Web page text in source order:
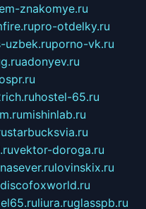
znakomye.ru
pro-otdelky.ru
uzbek.ruporno-vk.ru
adonyev.ru
hostel-65.ru
mishinlab.ru
starbucksvia.ru
vektor-doroga.ru
lovinskix.ru
discofoxworld.ru
liura.ruglasspb.ru